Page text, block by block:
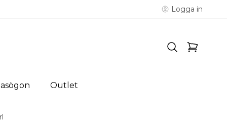
Logga in
Outlet